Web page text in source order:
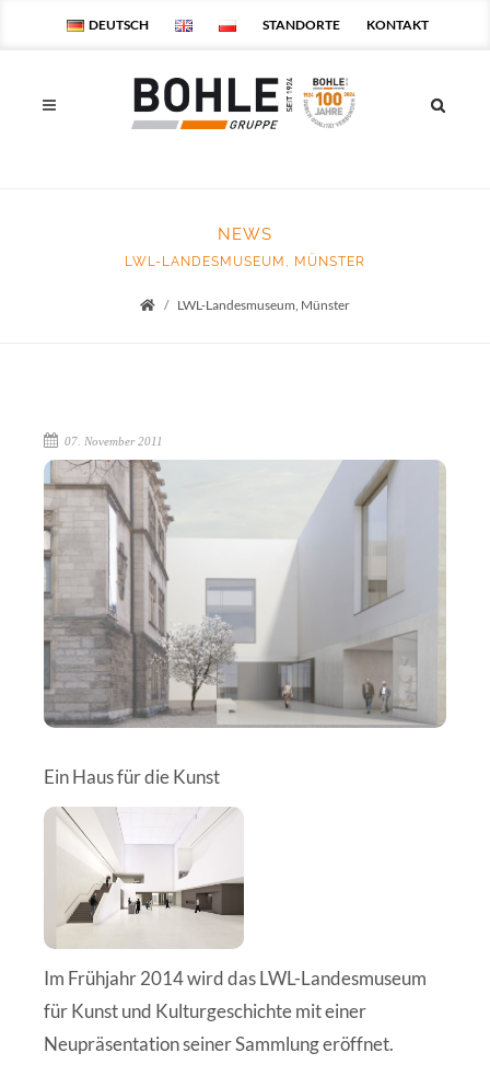
DEUTSCH STANDORTE KONTAKT
NEWS
LWL-LANDESMUSEUM, MÜNSTER
LWL-Landesmuseum, Münster
07. November 2011
Ein Haus für die Kunst
Im Frühjahr 2014 wird das LWL-Landesmuseum
für Kunst und Kulturgeschichte mit einer
Neupräsentation seiner Sammlung eröffnet.